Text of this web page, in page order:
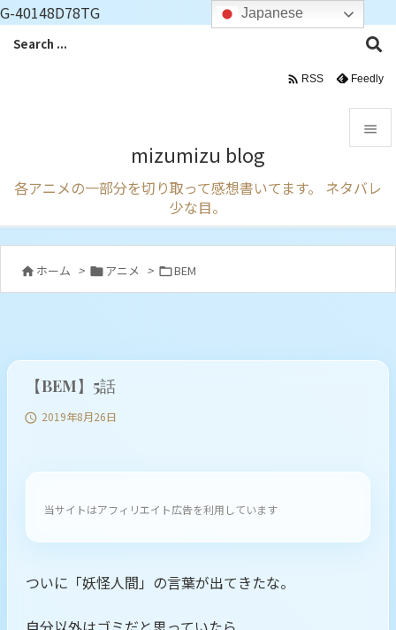
G-40148D78TG
mizumizu blog
各アニメの一部分を切り取って感想書いてます。 ネタバレ
少な目。

メニュ
前へ
 RSS Feedly
 ホーム > アニメ > BEM
【BEM】5話
 2019年8月26日
当サイトはアフィリエイト広告を利用しています
ついに「妖怪人間」の言葉が出てきたな。
Japanese